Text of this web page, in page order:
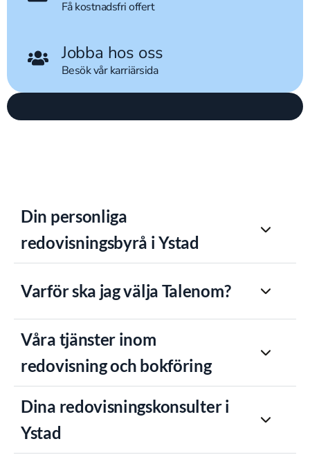
Få kostnadsfri offert
Jobba hos oss
Besök vår karriärsida
Din personliga
redovisningsbyrå i Ystad
Varför ska jag välja Talenom?
Våra tjänster inom
redovisning och bokföring
Dina redovisningskonsulter i
Ystad